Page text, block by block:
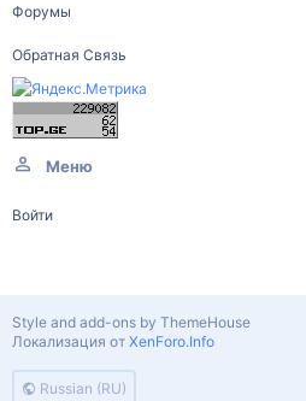
Форумы
Обратная Связь
Меню
Войти
Russian (RU)
Style and add-ons by ThemeHouse
Локализация от XenForo.Info